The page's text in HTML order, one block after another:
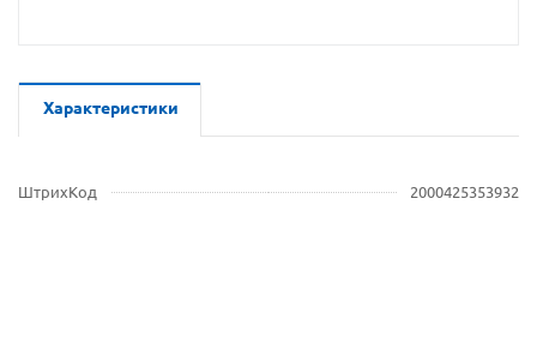
Характеристики
ШтрихКод 2000425353932